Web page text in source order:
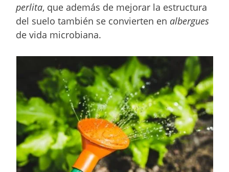
perlita, que además de mejorar la estructura
del suelo también se convierten en albergues
de vida microbiana.